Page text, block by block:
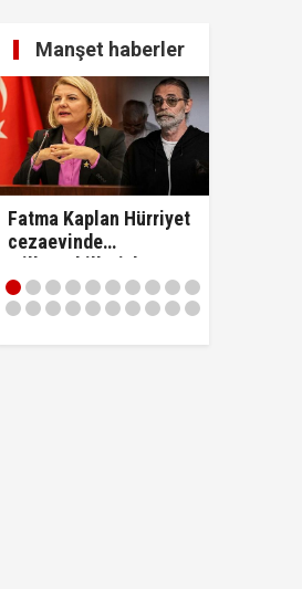
Manşet haberler
Fatma Kaplan Hürriyet
cezaevinde
milletvekilleriyle
tartıştı: "'Beni siz ihbar
ettiniz' diyerek